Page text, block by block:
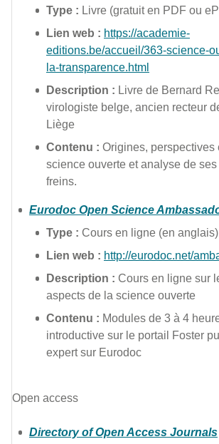
Type : Livre (gratuit en PDF ou
Lien web : https://academie-
editions.be/accueil/363-science-
la-transparence.html
Description : Livre de Bernard
virologiste belge, ancien recteur
Liège
Contenu : Origines, perspectives
science ouverte et analyse de
freins.
Eurodoc Open Science
Type : Cours en ligne (en anglais)
Lien web : http://eurodoc.net/
Description : Cours en ligne sur
aspects de la science ouverte
Contenu : Modules de 3 à 4
introductive sur le portail Foster
expert sur Eurodoc
Open access
Directory of Open Access Journals